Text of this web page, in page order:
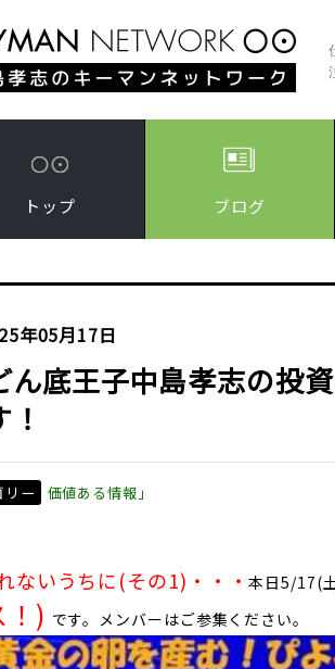
トップ ブログ
年05月17日
ん底王子中島孝志の投
リー 価値ある情報」
ないうちに(その1) ・・・本日5/17(
！) です。メンバーはご参集ください。